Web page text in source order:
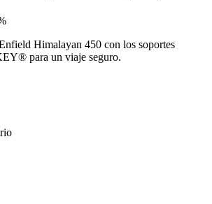
Himalayan 450 con los soportes
para un viaje seguro.